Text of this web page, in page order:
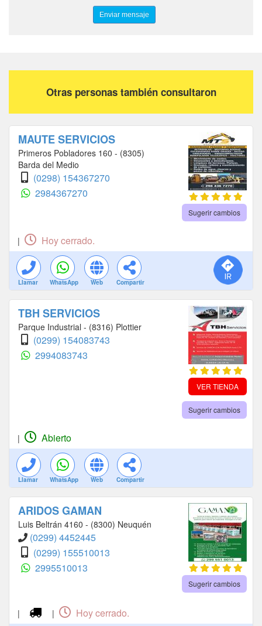
Otras personas también consultaron
MAUTE SERVICIOS
Primeros Pobladores 160 - (8305)
Barda del Medio
(0298) 154367270
2984367270
Sugerir cambios
| Hoy cerrado.
Llamar WhatsApp Web Compartir
TBH SERVICIOS
Parque Industrial - (8316) Plottier
(0299) 154083743
2994083743
VER TIENDA
Sugerir cambios
| Abierto
Llamar WhatsApp Web Compartir
ARIDOS GAMAN
Luis Beltrán 4160 - (8300) Neuquén
(0299) 4452445
(0299) 155510013
2995510013
Sugerir cambios
| | Hoy cerrado.